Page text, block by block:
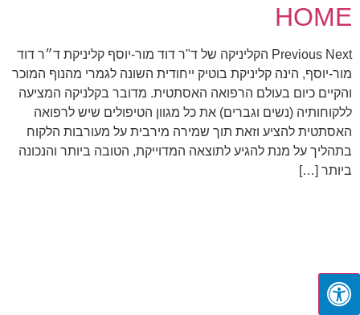
HOME
Previous Next הקליניקה של ד"ר דוד מור-יוסף קליניקת ד״ר דוד
מור-יוסף, הינה קליניקת בוטיק ייחודית השונה לגמרי מהנוף המוכר
והקיים כיום בעולם הרפואה האסתטית. מדובר בקלניקה המציעה
ללקוחותיה (נשים וגברים) את כל מגוון הטיפולים שיש לרפואה
האסתטית להציע וזאת תוך שמירה מירבית על מעורבות הלקוח
בתהליך על מנת להגיע לתוצאה המדוייקת, הטובה ביותר והנכונה
ביותר […]